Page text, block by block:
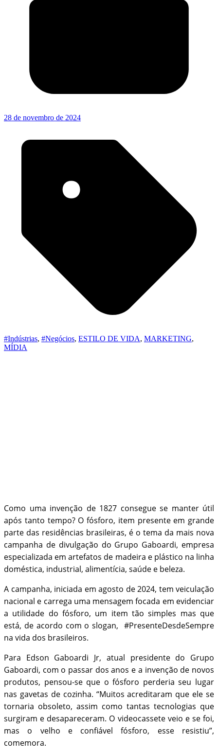
28 de novembro de 2024
#Indústrias, #Negócios, ESTILO DE VIDA, MARKETING,
MÍDIA
Como uma invenção de 1827 consegue se manter útil
após tanto tempo? O fósforo, item presente em grande
parte das residências brasileiras, é o tema da mais nova
campanha de divulgação do Grupo Gaboardi, empresa
especializada em artefatos de madeira e plástico na linha
doméstica, industrial, alimentícia, saúde e beleza.
A campanha, iniciada em agosto de 2024, tem veiculação
nacional e carrega uma mensagem focada em evidenciar
a utilidade do fósforo, um item tão simples mas que
está, de acordo com o slogan, #PresenteDesdeSempre
na vida dos brasileiros.
Para Edson Gaboardi Jr, atual presidente do Grupo
Gaboardi, com o passar dos anos e a invenção de novos
produtos, pensou-se que o fósforo perderia seu lugar
nas gavetas de cozinha. “Muitos acreditaram que ele se
tornaria obsoleto, assim como tantas tecnologias que
surgiram e desapareceram. O videocassete veio e se foi,
mas o velho e confiável fósforo, esse resistiu”,
comemora.